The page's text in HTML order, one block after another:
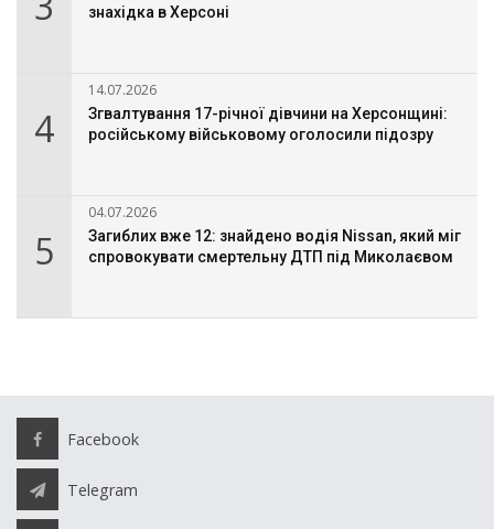
знахідка в Херсоні
4
14.07.2026
Згвалтування 17-річної дівчини на Херсонщині:
російському військовому оголосили підозру
5
04.07.2026
Загиблих вже 12: знайдено водія Nissan, який міг
спровокувати смертельну ДТП під Миколаєвом
Facebook
Telegram